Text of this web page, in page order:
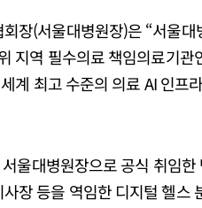
장(서울대병원장)은 “서울
지역 필수의료 책임의료기
계 최고 수준의 의료 AI 인프
울대병원장으로 공식 취임
장 등을 역임한 디지털 헬스